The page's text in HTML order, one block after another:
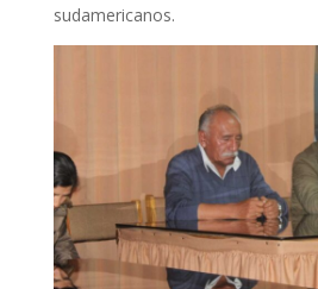
sudamericanos.